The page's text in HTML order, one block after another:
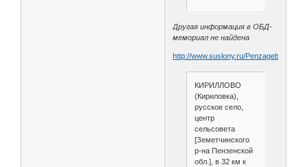
Другая информация в ОБД-
мемориал не найдена
http://www.suslony.ru/Penzagebiet/
КИРИЛЛОВО
(Кириловка),
русское село,
центр
сельсовета
[Земетчинского
р-на Пензенской
обл.], в 32 км к